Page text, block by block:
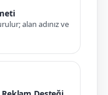
alan adınız ve